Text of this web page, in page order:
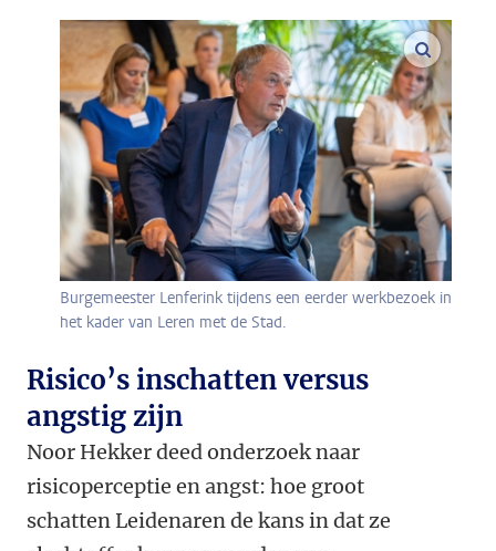
Burgemeester Lenferink tijdens een eerder werkbezoek in
het kader van Leren met de Stad.
Risico’s inschatten versus
angstig zijn
Noor Hekker deed onderzoek naar
risicoperceptie en angst: hoe groot
schatten Leidenaren de kans in dat ze